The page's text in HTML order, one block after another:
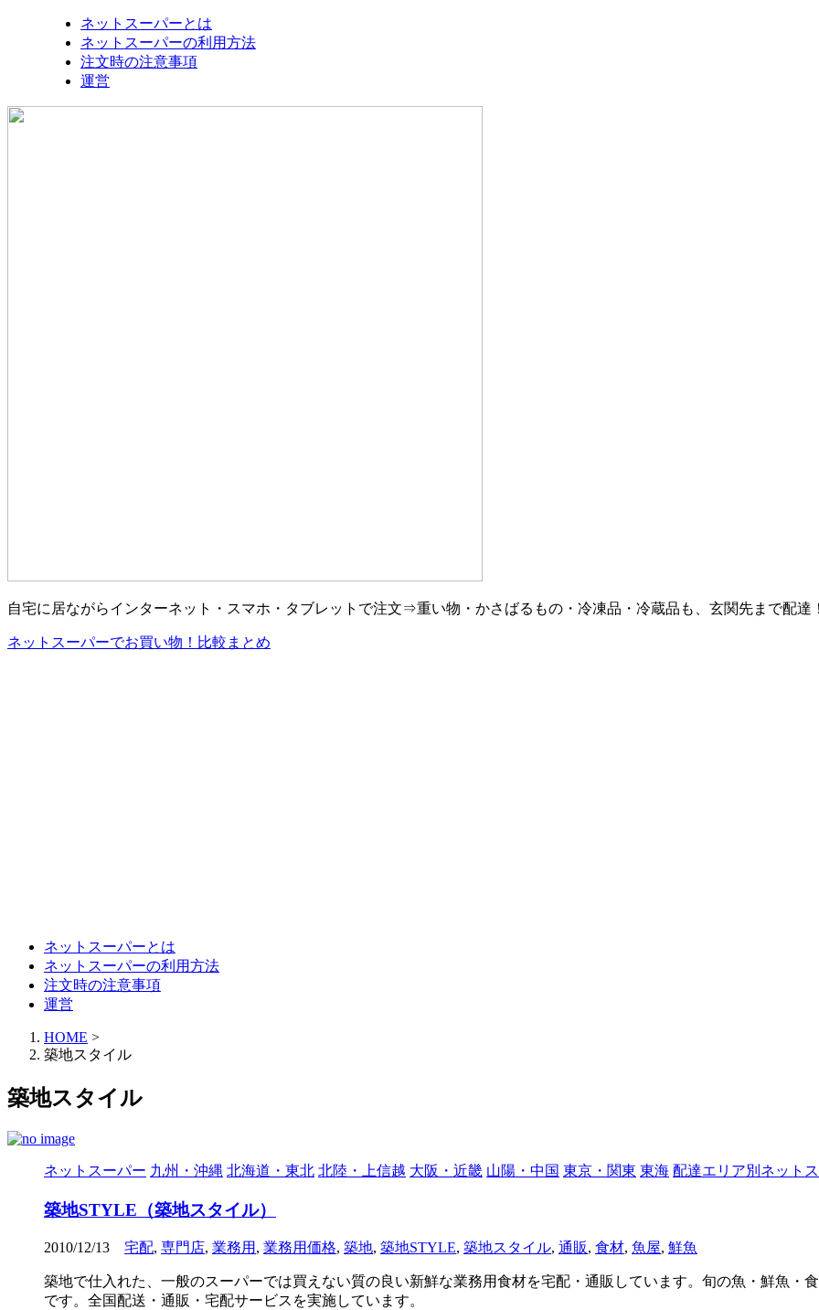
ネットスーパーとは
ネットスーパーの利用方法
注文時の注意事項
運営
自宅に居ながらインターネット・スマホ・タブレットで注文⇒重い物・かさばるもの・冷凍品・冷蔵品も、玄関先まで配達！
ネットスーパーでお買い物！比較まとめ
ネットスーパーとは
ネットスーパーの利用方法
注文時の注意事項
運営
HOME >
築地スタイル
築地スタイル
ネットスーパー 九州・沖縄 北海道・東北 北陸・上信越 大阪・近畿 山陽・中国 東京・関東 東海 配達エリア別ネット
築地STYLE（築地スタイル）
2010/12/13 宅配, 専門店, 業務用 , 業務用価格, 築地, 築地STYLE, 築地スタイル, 通販, 食材, 魚屋, 鮮魚
築地で仕入れた、一般のスーパーでは買えない質の良い新鮮な業務用食材を宅配・通販しています。旬の魚・鮮魚・
です。全国配送・通販・宅配サービスを実施しています。